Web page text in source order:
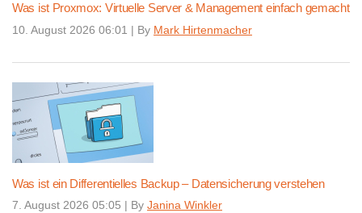
Was ist Proxmox: Virtuelle Server & Management einfach gemacht
10. August 2026 06:01 | By Mark Hirtenmacher
Was ist ein Differentielles Backup – Datensicherung verstehen
7. August 2026 05:05 | By Janina Winkler